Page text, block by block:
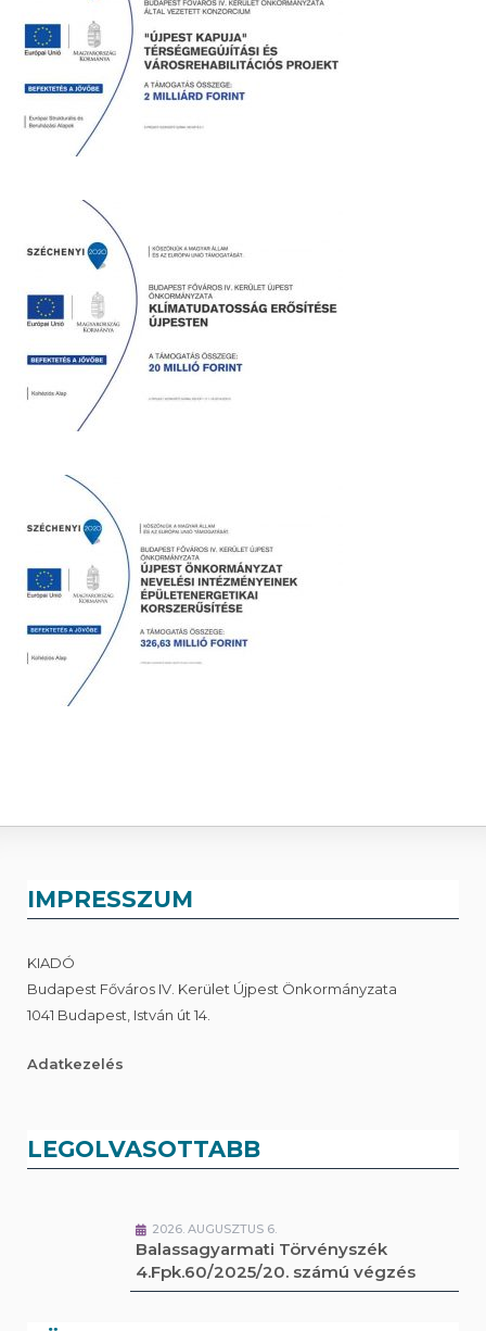
IMPRESSZUM
KIADÓ
Budapest Főváros IV. Kerület Újpest Önkormányzata
1041 Budapest, István út 14.
Adatkezelés
LEGOLVASOTTABB
2026. AUGUSZTUS 6.
Balassagyarmati Törvényszék
4.Fpk.60/2025/20. számú végzés